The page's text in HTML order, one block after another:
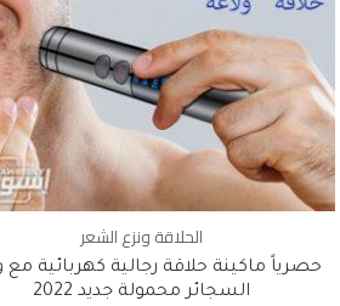
الحلاقة ونزع الشعر
حصرياً ماكينة حلاقة رجالية كهربائية مع
السجائر محمولة جديد 2022